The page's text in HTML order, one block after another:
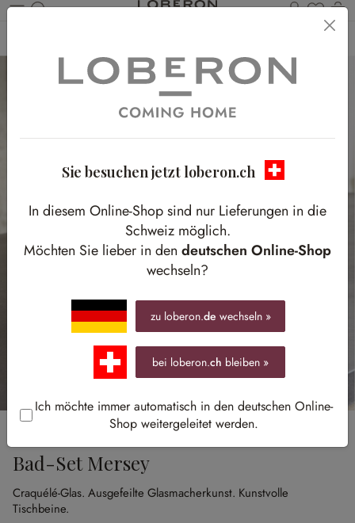
Du
Bad-Set Mersey
Craquélé-Glas. Ausgefeilte Glasmacherkunst. Kunstvolle
Tischbeine.
Sie besuchen jetzt loberon.ch
In diesem Online-Shop sind nur Lieferungen in die
Schweiz möglich.
Möchten Sie lieber in den deutschen Online-Shop
wechseln?
zu loberon.de wechseln »
bei loberon.ch bleiben »
Ich möchte immer automatisch in den deutschen Online-
Shop weitergeleitet werden.